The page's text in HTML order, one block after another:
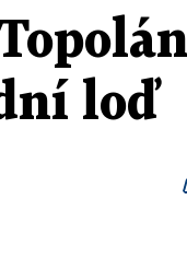
loď